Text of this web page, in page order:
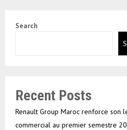
Search
Recent Posts
Renault Group Maroc renforce son
commercial au premier semestre